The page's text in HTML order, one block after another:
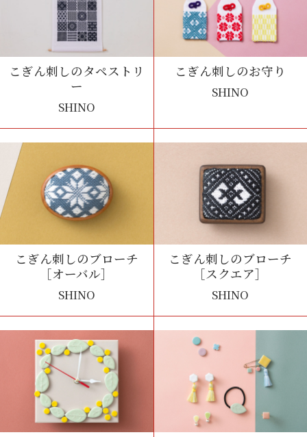
こぎん刺しのタペストリ
ー
SHINO
こぎん刺しのお守り
SHINO
こぎん刺しのブローチ
［オーバル］
SHINO
こぎん刺しのブローチ
［スクエア］
SHINO